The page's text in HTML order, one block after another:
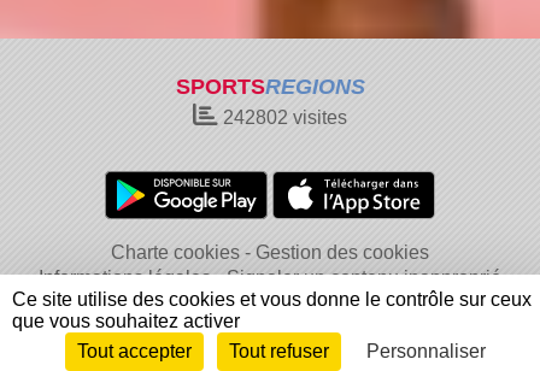
SPORTSREGIONS
242802 visites
Charte cookies
Gestion des cookies
Informations légales
Signaler un contenu inapproprié
Envie de participer ? Connexion
Ce site utilise des cookies et vous donne le contrôle sur ceux
que vous souhaitez activer
Tout accepter
Tout refuser Personnaliser